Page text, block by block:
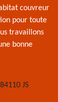
couvreur
pour toute
travaillons
bonne